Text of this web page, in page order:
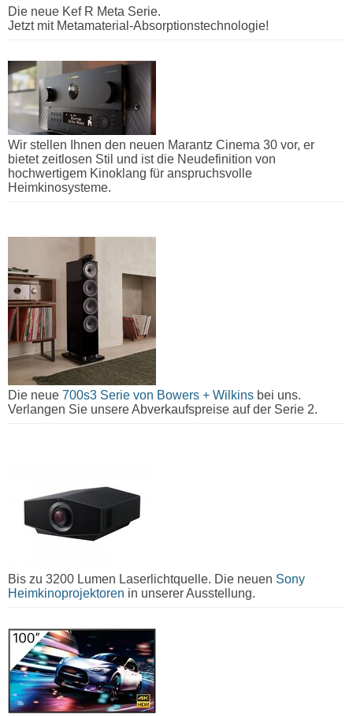
Die neue Kef R Meta Serie.
Jetzt mit Metamaterial-Absorptionstechnologie!
Wir stellen Ihnen den neuen Marantz Cinema 30 vor, er
bietet zeitlosen Stil und ist die Neudefinition von
hochwertigem Kinoklang für anspruchsvolle
Heimkinosysteme.
Die neue 700s3 Serie von Bowers + Wilkins bei uns.
Verlangen Sie unsere Abverkaufspreise auf der Serie 2.
Bis zu 3200 Lumen Laserlichtquelle. Die neuen Sony
Heimkinoprojektoren in unserer Ausstellung.